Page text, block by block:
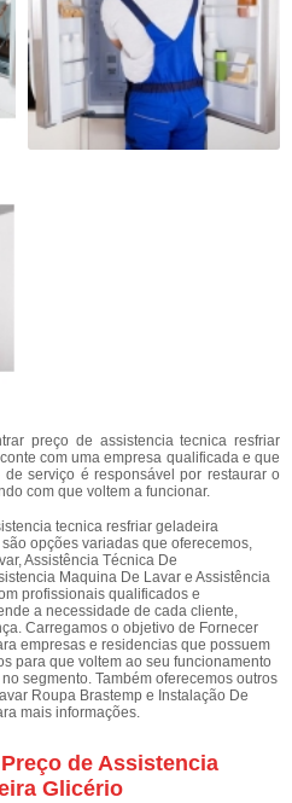
preço de assistencia tecnica resfriar
com uma empresa qualificada e que
serviço é responsável por restaurar o
com que voltem a funcionar.
tecnica resfriar geladeira
opções variadas que oferecemos,
Assistência Técnica De
Maquina De Lavar e Assistência
profissionais qualificados e
a necessidade de cada cliente,
Carregamos o objetivo de Fornecer
empresas e residencias que possuem
para que voltem ao seu funcionamento
segmento. Também oferecemos outros
Roupa Brastemp e Instalação De
mais informações.
de Assistencia
Glicério